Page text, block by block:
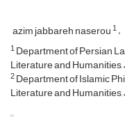
azim jabbareh naserou1
1Department of Persian
Literature and
2Department of Islamic
Literature and